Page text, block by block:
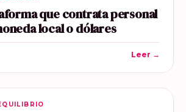
que contrata personal
local o dólares
Leer →